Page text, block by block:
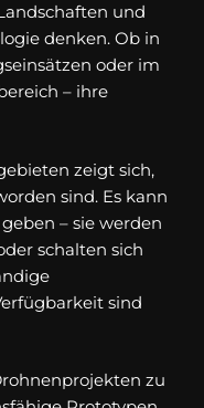
und
denken. Ob in
oder im
– ihre
zeigt sich,
sind. Es kann
geben – sie werden
schalten sich
sind
zu